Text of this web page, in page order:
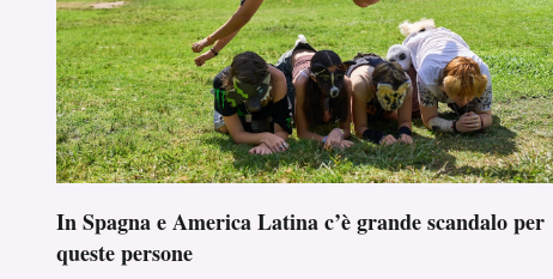
In Spagna e America Latina c’è grande scandalo per
queste persone